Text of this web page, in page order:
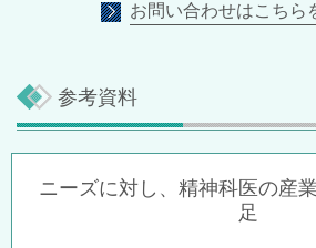
お問い合わせはこちら
参考資料
ニーズに対し、精神科医の産
足